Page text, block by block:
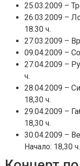
25.03.2009 –
26.03.2009 –
18.30 ч.
27.03.2009 –
09.04.2009 –
27.04.2009 –
ч.
28.04.2009 –
18,30 ч.
29.04.2009 –
18,30 ч.
30.04.2009 –
Начало: 18,30 ч.